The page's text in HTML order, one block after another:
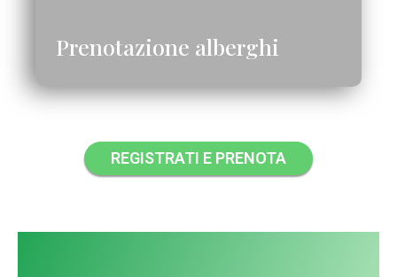
Prenotazione alberghi
REGISTRATI E PRENOTA